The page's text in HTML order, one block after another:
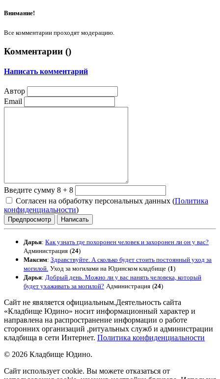
Внимание!
Все комментарии проходят модерацию.
Комментарии ()
Написать комментарий
Автор
Email
Введите сумму 8 + 8
Согласен на обработку персональных данных (Политика
конфиденциальности)
Дарья: Как узнать где похоронен человек и захоронен ли он у вас?
Администрация (24)
Максим: Здравствуйте. А сколько будет стоить постоянный уход за
могилой. Уход за могилами на Юдинском кладбище (1)
Дарья: Добрый день. Можно ли у вас нанять человека, который
будет ухаживать за могилой? Администрация (24)
Сайт не явяляется официальным.Деятельность сайта
«Кладбище Юдино» носит информационный характер и
направлена на распространение информации о работе
сторонних организаций ,ритуальных служб и администрации
кладбища в сети Интернет. Политика конфиденциальности
© 2026 Кладбище Юдино.
Сайт использует cookie. Вы можете отказаться от